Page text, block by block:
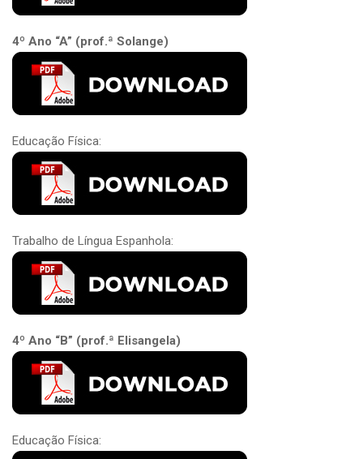
4º Ano “A” (prof.ª Solange)
Educação Física:
Trabalho de Língua Espanhola:
4º Ano “B” (prof.ª Elisangela)
Educação Física: